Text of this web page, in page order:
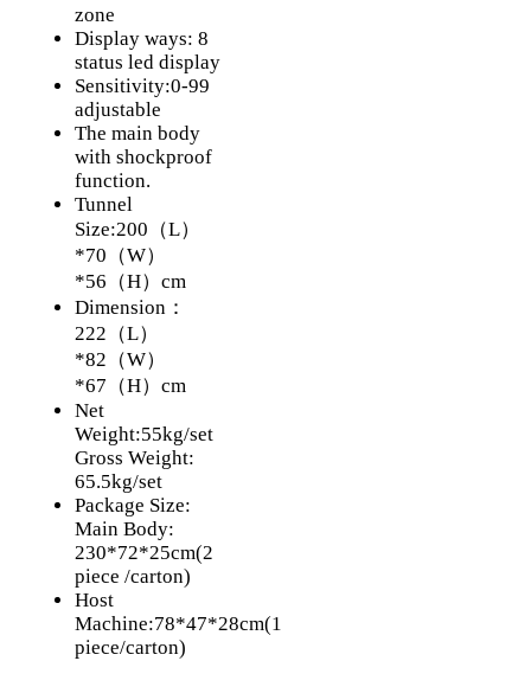
zone
Display ways: 8
status led display
Sensitivity:0-99
adjustable
The main body
with shockproof
function.
Tunnel
Size:200（L）
*70（W）
*56（H）cm
Dimension：
222（L）
*82（W）
*67（H）cm
Net
Weight:55kg/set
Gross Weight:
65.5kg/set
Package Size:
Main Body:
230*72*25cm(2
piece /carton)
Host
Machine:78*47*28cm(1
piece/carton)